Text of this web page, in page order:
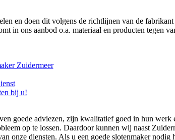
en doen dit volgens de richtlijnen van de
in ons aanbod o.a. materiaal en producten tegen
Zuidermeer
bij u!
goede adviezen, zijn kwalitatief goed in hun
op te lossen. Daardoor kunnen wij naast
onze diensten. Als u een goede slotenmaker nodig